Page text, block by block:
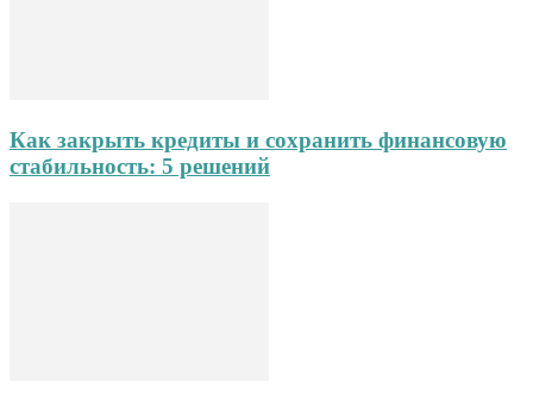
Как закрыть кредиты и сохранить финансовую
стабильность: 5 решений